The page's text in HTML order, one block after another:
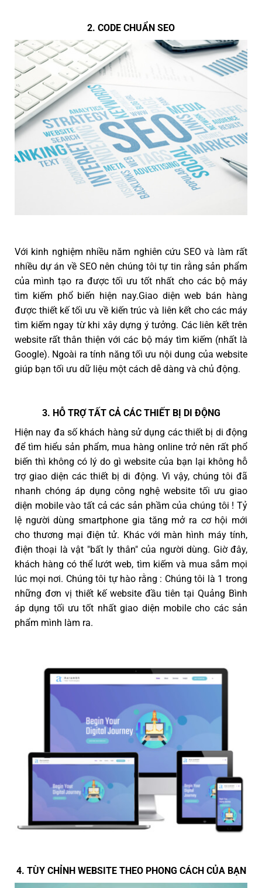
2. CODE CHUẨN SEO
Với kinh nghiệm nhiều năm nghiên cứu SEO và làm rất
nhiều dự án về SEO nên chúng tôi tự tin rằng sản phẩm
của mình tạo ra được tối ưu tốt nhất cho các bộ máy
tìm kiếm phổ biến hiện nay.Giao diện web bán hàng
được thiết kế tối ưu về kiến trúc và liên kết cho các máy
tìm kiếm ngay từ khi xây dựng ý tưởng. Các liên kết trên
website rất thân thiện với các bộ máy tìm kiếm (nhất là
Google). Ngoài ra tính năng tối ưu nội dung của website
giúp bạn tối ưu dữ liệu một cách dễ dàng và chủ động.
3. HỖ TRỢ TẤT CẢ CÁC THIẾT BỊ DI ĐỘNG
Hiện nay đa số khách hàng sử dụng các thiết bị di động
để tìm hiểu sản phẩm, mua hàng online trở nên rất phổ
biến thì không có lý do gì website của bạn lại không hỗ
trợ giao diện các thiết bị di động. Vì vậy, chúng tôi đã
nhanh chóng áp dụng công nghệ website tối ưu giao
diện mobile vào tất cả các sản phầm của chúng tôi ! Tỷ
lệ người dùng smartphone gia tăng mở ra cơ hội mới
cho thương mại điện tử. Khác với màn hình máy tính,
điện thoại là vật "bất ly thân" của người dùng. Giờ đây,
khách hàng có thể lướt web, tìm kiếm và mua sắm mọi
lúc mọi nơi. Chúng tôi tự hào rằng : Chúng tôi là 1 trong
những đơn vị thiết kế website đầu tiên tại Quảng Bình
áp dụng tối ưu tốt nhất giao diện mobile cho các sản
phẩm mình làm ra.
4. TÙY CHỈNH WEBSITE THEO PHONG CÁCH CỦA BẠN